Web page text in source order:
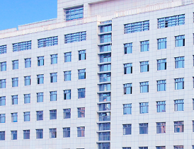
护理动态 研究生教育
住培专培
继续教育
教学之窗
规章制度